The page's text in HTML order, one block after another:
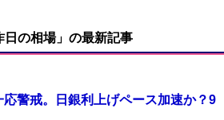
の相場」の最新記事
警戒。日銀利上げペース加速か？9